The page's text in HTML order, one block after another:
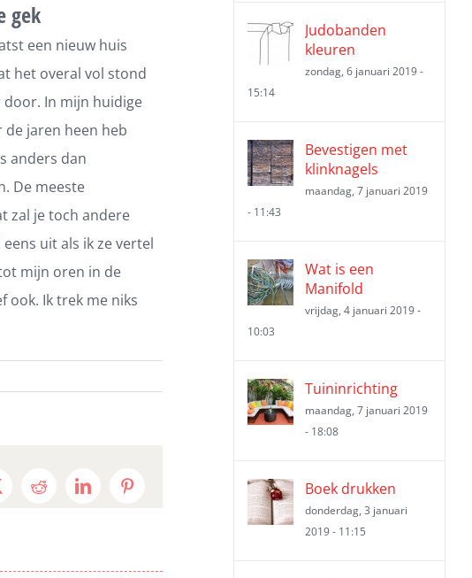
gek
een nieuw huis
het overal vol stond
door. In mijn huidige
de jaren heen heb
anders dan
De meeste
zal je toch andere
uit als ik ze vertel
mijn oren in de
ook. Ik trek me niks
Reddit LinkedInPinterest
Judobanden
kleuren
zondag, 6 januari 2019 -
15:14
Bevestigen met
klinknagels
maandag, 7 januari 2019
- 11:43
Wat is een
Manifold
vrijdag, 4 januari 2019 -
10:03
Tuininrichting
maandag, 7 januari 2019
- 18:08
Boek drukken
donderdag, 3 januari
2019 - 11:15